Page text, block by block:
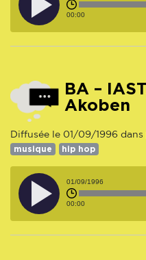
00:00
BA – IASTAR – Opus
Akoben
Diffusée le 01/09/1996 dans
musique hip hop
01/09/1996
00:00